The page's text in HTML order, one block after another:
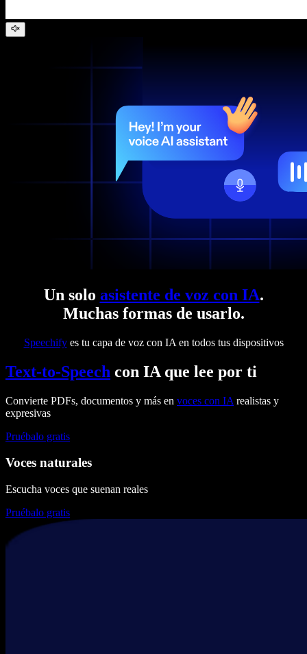
Un solo asistente de voz con IA.
Muchas formas de usarlo.
Speechifyes tu capa de voz con IA en todos tus dispositivos
Text-to-Speech con IA que lee por ti
Convierte PDFs, documentos y más en voces con IA realistas y
expresivas
Pruébalo gratis
Voces naturales
Escucha voces que suenan reales
Pruébalo gratis